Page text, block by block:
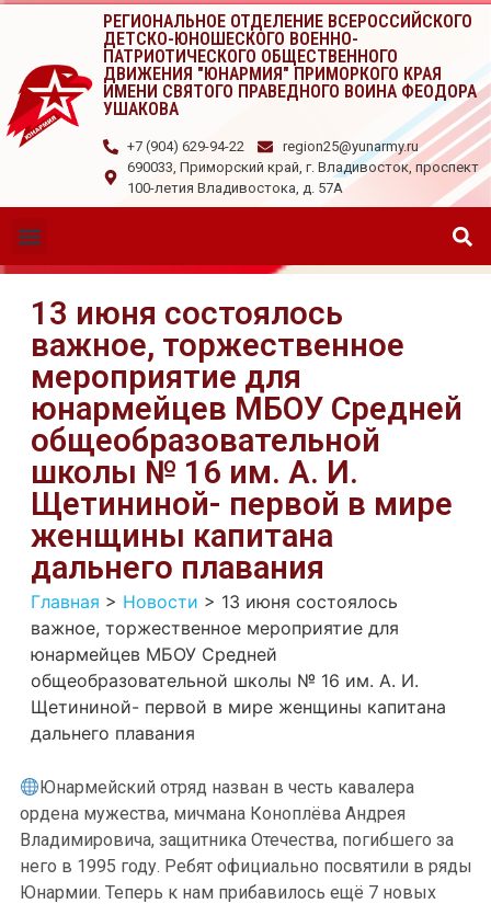
РЕГИОНАЛЬНОЕ ОТДЕЛЕНИЕ ВСЕРОССИЙСКОГО
ДЕТСКО-ЮНОШЕСКОГО ВОЕННО-
ПАТРИОТИЧЕСКОГО ОБЩЕСТВЕННОГО
ДВИЖЕНИЯ "ЮНАРМИЯ" ПРИМОРКОГО КРАЯ
ИМЕНИ СВЯТОГО ПРАВЕДНОГО ВОИНА ФЕОДОРА
УШАКОВА
+7 (904) 629-94-22
region25@yunarmy.ru
690033, Приморский край, г. Владивосток, проспект
100-летия Владивостока, д. 57А
13 июня состоялось
важное, торжественное
мероприятие для
юнармейцев МБОУ Средней
общеобразовательной
школы № 16 им. А. И.
Щетининой- первой в мире
женщины капитана
дальнего плавания
Главная > Новости > 13 июня состоялось
важное, торжественное мероприятие для
юнармейцев МБОУ Средней
общеобразовательной школы № 16 им. А. И.
Щетининой- первой в мире женщины капитана
дальнего плавания
Юнармейский отряд назван в честь кавалера
ордена мужества, мичмана Коноплёва Андрея
Владимировича, защитника Отечества, погибшего за
него в 1995 году. Ребят официально посвятили в ряды
Юнармии. Теперь к нам прибавилось ещё 7 новых